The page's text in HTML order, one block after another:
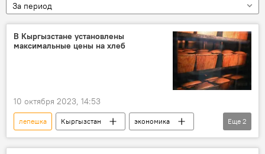
За период
В Кыргызстане установлены
максимальные цены на хлеб
10 октября 2023, 14:53
лепешка Кыргызстан
экономика
хлеб
цена
Еще 2